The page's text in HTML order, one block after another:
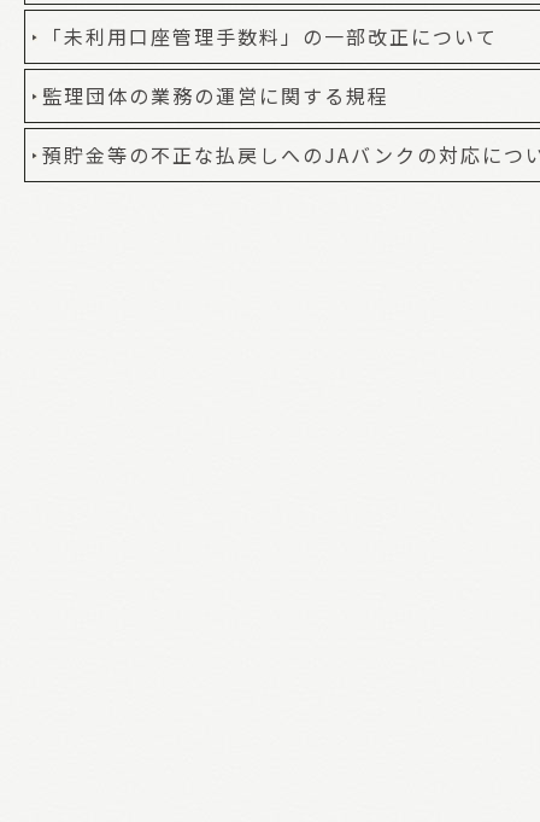
「未利用口座管理手数料」の一部改正について
監理団体の業務の運営に関する規程
預貯金等の不正な払戻しへのJAバンクの対応につ